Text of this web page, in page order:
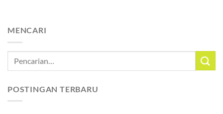
MENCARI
POSTINGAN TERBARU